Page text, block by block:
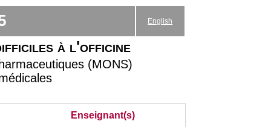
English
à l'officine
(MONS)
Enseignant(s)